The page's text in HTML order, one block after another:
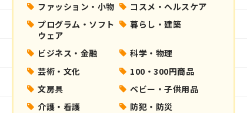
ファッション・小物
コスメ・ヘルスケア
プログラム・ソフト
ウェア
暮らし・建築
ビジネス・金融
科学・物理
芸術・文化
100・300円商品
文房具
ベビー・子供用品
介護・看護
防犯・防災